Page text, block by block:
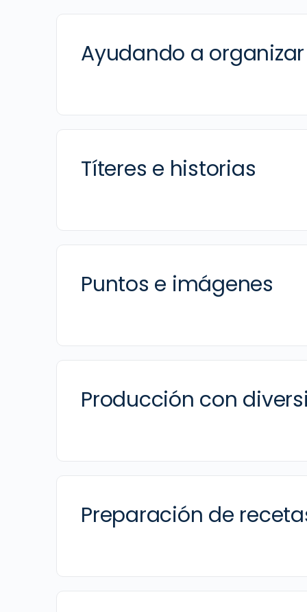
Ayudando a organizar
Títeres e historias
Puntos e imágenes
Producción con
Preparación de